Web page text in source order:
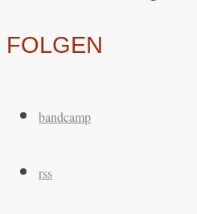
FOLGEN
bandcamp
rss